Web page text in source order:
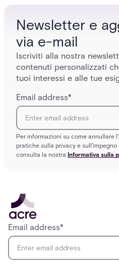
Newsletter e
via e-mail
Iscriviti alla nostra
contenuti personalizzati
tuoi interessi e alle tue
Email address*
Per informazioni su come annullare
pratiche sulla privacy e
consulta la nostra Informativa sulla
Email address*